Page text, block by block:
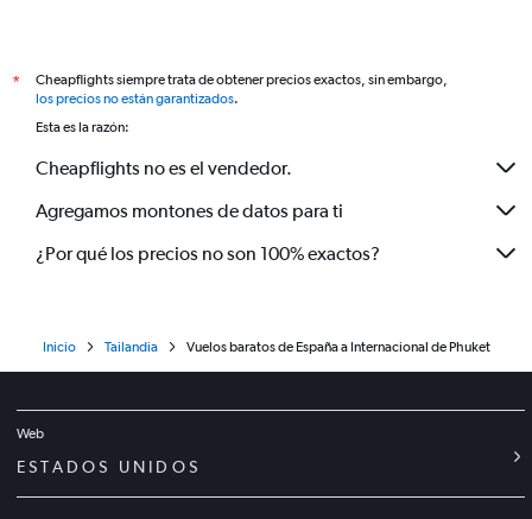
*
Cheapflights siempre trata de obtener precios exactos, sin embargo,
los precios no están garantizados.
Esta es la razón:
Cheapflights no es el vendedor.
Agregamos montones de datos para ti
¿Por qué los precios no son 100% exactos?
Inicio Tailandia Vuelos baratos de España a Internacional de Phuket
Web
ESTADOS UNIDOS